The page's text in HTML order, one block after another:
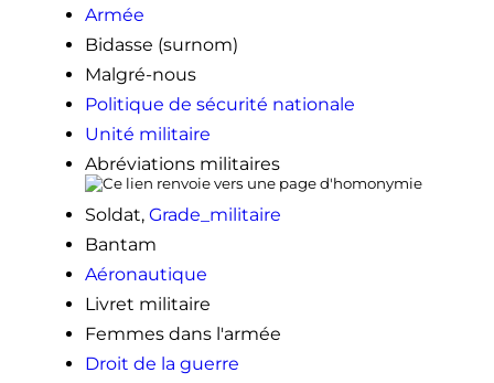
↑« Comment l’armée de l’Air
surveille l’espace
3 février 2014 .
↑« Principes de base des opérations
extérieures »,ONU
Armée
Bidasse (surnom)
Malgré-nous
Politique de sécurité nationale
Unité militaire
Abréviations militaires
Soldat, Grade_militaire
Bantam
Aéronautique
Livret militaire
Femmes dans l'armée
Droit de la guerre